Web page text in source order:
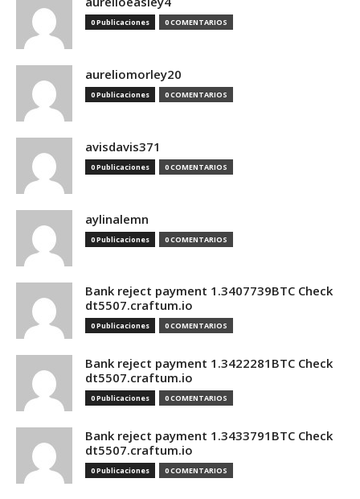
0 Publicaciones 0 COMENTARIOS
aureliomorley20
0 Publicaciones 0 COMENTARIOS
avisdavis371
0 Publicaciones 0 COMENTARIOS
aylinalemn
0 Publicaciones 0 COMENTARIOS
Bank reject payment 1.3407739BTC Check
dt5507.craftum.io
0 Publicaciones 0 COMENTARIOS
Bank reject payment 1.3422281BTC Check
dt5507.craftum.io
0 Publicaciones 0 COMENTARIOS
Bank reject payment 1.3433791BTC Check
dt5507.craftum.io
0 Publicaciones 0 COMENTARIOS